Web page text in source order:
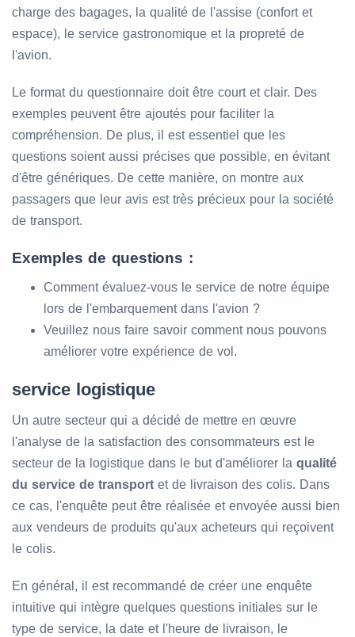
charge des bagages, la qualité de l'assise (confort et
espace), le service gastronomique et la propreté de
l'avion.
Le format du questionnaire doit être court et clair. Des
exemples peuvent être ajoutés pour faciliter la
compréhension. De plus, il est essentiel que les
questions soient aussi précises que possible, en évitant
d'être génériques. De cette manière, on montre aux
passagers que leur avis est très précieux pour la société
de transport.
Exemples de questions :
Comment évaluez-vous le service de notre équipe
lors de l'embarquement dans l'avion ?
Veuillez nous faire savoir comment nous pouvons
améliorer votre expérience de vol.
service logistique
Un autre secteur qui a décidé de mettre en œuvre
l'analyse de la satisfaction des consommateurs est le
secteur de la logistique dans le but d'améliorer la qualité
du service de transport et de livraison des colis. Dans
ce cas, l'enquête peut être réalisée et envoyée aussi bien
aux vendeurs de produits qu'aux acheteurs qui reçoivent
le colis.
En général, il est recommandé de créer une enquête
intuitive qui intègre quelques questions initiales sur le
type de service, la date et l'heure de livraison, le